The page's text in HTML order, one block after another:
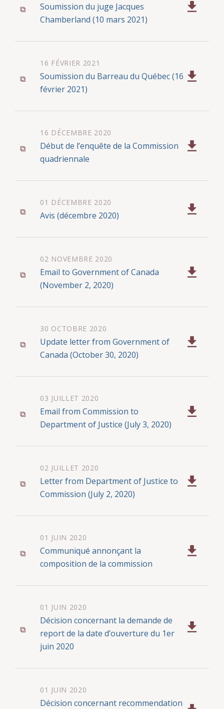
Soumission du juge Jacques
Chamberland (10 mars 2021)
16 FÉVRIER 2021
Soumission du Barreau du Québec (16
février 2021)
16 DÉCEMBRE 2020
Début de l’enquête de la Commission
quadriennale
01 DÉCEMBRE 2020
Avis (décembre 2020)
02 NOVEMBRE 2020
Email to Government of Canada
(November 2, 2020)
30 OCTOBRE 2020
Update letter from Government of
Canada (October 30, 2020)
03 JUILLET 2020
Email from Commission to
Department of Justice (July 3, 2020)
02 JUILLET 2020
Letter from Department of Justice to
Commission (July 2, 2020)
01 JUIN 2020
Communiqué annonçant la
composition de la commission
01 JUIN 2020
Décision concernant la demande de
report de la date d’ouverture du 1er
juin 2020
01 JUIN 2020
Décision concernant recommendation